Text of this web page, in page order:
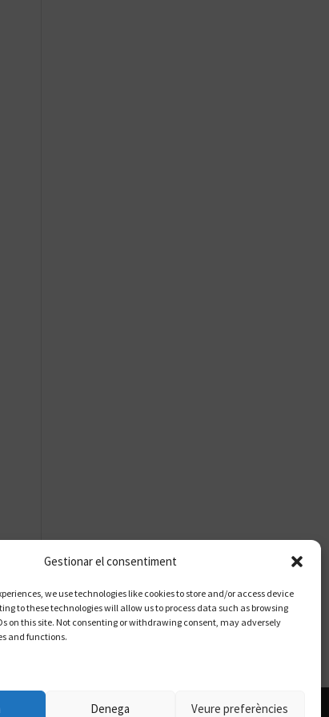
Gestionar el consentiment
we use technologies like cookies to store and/or access device
to these technologies will allow us to process data such as browsing
on this site. Not consenting or withdrawing consent, may adversely
and functions.
Denega Veure preferències